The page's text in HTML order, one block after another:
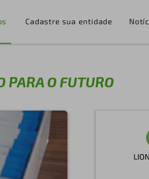
Cadastre sua entidade
PARA O FUTURO